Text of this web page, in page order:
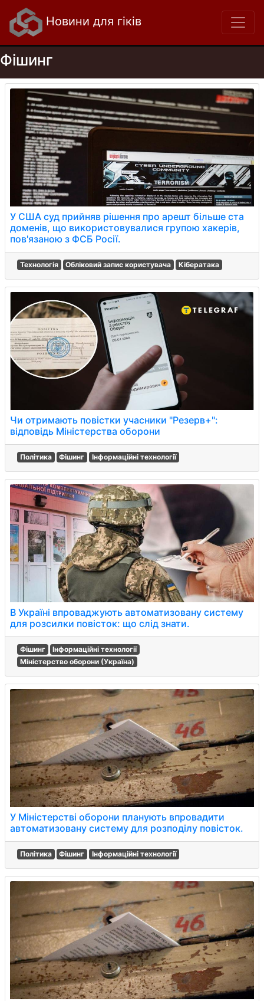
Новини для гіків
Фішинг
У США суд прийняв рішення про арешт більше ста
доменів, що використовувалися групою хакерів,
пов'язаною з ФСБ Росії.
Технологія Обліковий запис користувача Кібератака
Чи отримають повістки учасники "Резерв+":
відповідь Міністерства оборони
Політика Фішинг Інформаційні технології
В Україні впроваджують автоматизовану систему
для розсилки повісток: що слід знати.
Фішинг
Інформаційні технології
Міністерство оборони (Україна)
У Міністерстві оборони планують впровадити
автоматизовану систему для розподілу повісток.
Політика Фішинг Інформаційні технології